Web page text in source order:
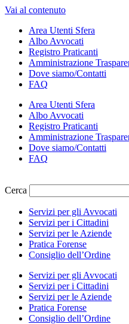
Vai al contenuto
Area Utenti Sfera
Albo Avvocati
Registro Praticanti
Amministrazione
Dove siamo/Contatti
FAQ
Area Utenti Sfera
Albo Avvocati
Registro Praticanti
Amministrazione
Dove siamo/Contatti
FAQ
Cerca
Servizi per gli Avvocati
Servizi per i Cittadini
Servizi per le Aziende
Pratica Forense
Consiglio dell’Ordine
Servizi per gli Avvocati
Servizi per i Cittadini
Servizi per le Aziende
Pratica Forense
Consiglio dell’Ordine